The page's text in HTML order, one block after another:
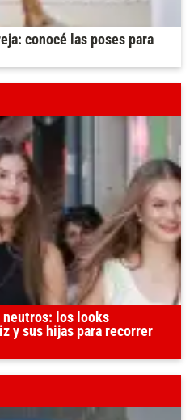
conocé las poses para
neutros: los looks
y sus hijas para recorrer